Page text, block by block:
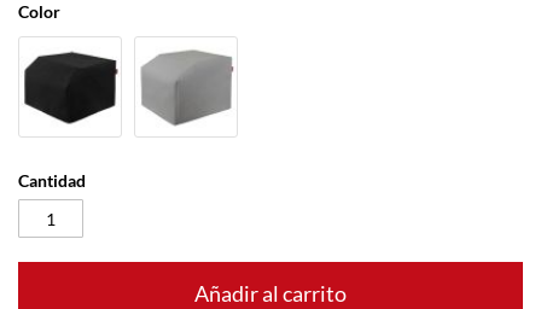
Color
Cantidad
Añadir al carrito